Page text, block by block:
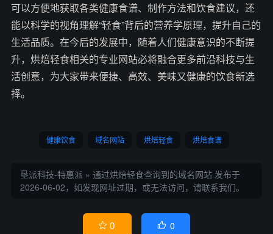
可以方便地获取各类健康食谱、制作方法和饮食建议，还
能以科学的视角理解“轻食”背后的营养学原理，提升自己的
生活品质。在今后的发展中，随着人们健康意识的不断提
升，烘焙轻食相关的专业网站必将融合更多前沿科技与生
活创意，为大家带来便捷、高效、美味又健康的饮食新选
择。
健康饮食 域名网站 烘焙轻食 烘焙食谱
垦派科技-特惠派 » 通过烘焙轻食查询到的域名网站 发布于
2026-06-02，如发现网址过期，或无法访问，请联系我们。
 0  0